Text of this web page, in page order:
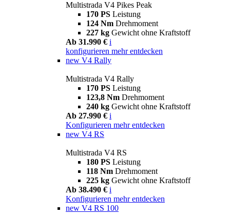
Multistrada V4 Pikes Peak
170 PS Leistung
124 Nm Drehmoment
227 kg Gewicht ohne Kraftstoff
Ab 31.990 € i
konfigurieren mehr entdecken
new V4 Rally
Multistrada V4 Rally
170 PS Leistung
123,8 Nm Drehmoment
240 kg Gewicht ohne Kraftstoff
Ab 27.990 € i
Konfigurieren mehr entdecken
new V4 RS
Multistrada V4 RS
180 PS Leistung
118 Nm Drehmoment
225 kg Gewicht ohne Kraftstoff
Ab 38.490 € i
Konfigurieren mehr entdecken
new V4 RS 100